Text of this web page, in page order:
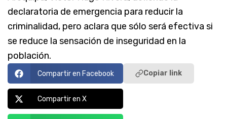
declaratoria de emergencia para reducir la
criminalidad, pero aclara que sólo será efectiva si
se reduce la sensación de inseguridad en la
población.
Compartir en Facebook
Compartir en X
Copiar link